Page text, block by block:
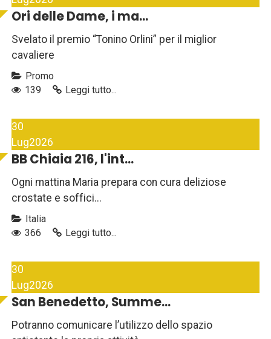
Ori delle Dame, i ma...
Svelato il premio “Tonino Orlini” per il miglior
cavaliere
Promo
139
Leggi tutto...
30
Lug2026
BB Chiaia 216, l'int...
Ogni mattina Maria prepara con cura deliziose
crostate e soffici...
Italia
366
Leggi tutto...
30
Lug2026
San Benedetto, Summe...
Potranno comunicare l’utilizzo dello spazio